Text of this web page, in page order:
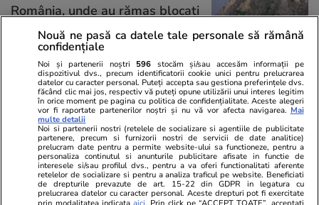
România, unde au rămas blocați
și au sunat la 112
Știri România 08 aug.
Au fost scufundate în Dunăre și
ultimele două barje: 4
împingătoare de mare putere
au ajutat la operațiune
Nouă ne pasă ca datele tale personale să rămână
confidențiale
Noi și partenerii noștri 596 stocăm și/sau accesăm informații pe
dispozitivul dvs., precum identificatorii cookie unici pentru prelucrarea
datelor cu caracter personal. Puteți accepta sau gestiona preferințele dvs.
făcând clic mai jos, respectiv vă puteți opune utilizării unui interes legitim
în orice moment pe pagina cu politica de confidențialitate. Aceste alegeri
vor fi raportate partenerilor noștri și nu vă vor afecta navigarea. Mai
multe detalii
Noi si partenerii nostri (retelele de socializare si agentiile de publicitate
partenere, precum si furnizorii nostri de servicii de date analitice)
prelucram date pentru a permite website-ului sa functioneze, pentru a
personaliza continutul si anunturile publicitare afisate in functie de
interesele si/sau profilul dvs., pentru a va oferi functionalitati aferente
retelelor de socializare si pentru a analiza traficul pe website. Beneficiati
de drepturile prevazute de art. 15-22 din GDPR in legatura cu
prelucrarea datelor cu caracter personal. Aceste drepturi pot fi exercitate